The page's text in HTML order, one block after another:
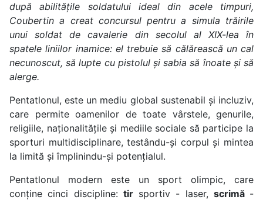
după abilitățile soldatului ideal din acele timpuri,
Coubertin a creat concursul pentru a simula trăirile
unui soldat de cavalerie din secolul al XIX-lea în
spatele liniilor inamice: el trebuie să călărească un cal
necunoscut, să lupte cu pistolul și sabia să înoate și să
alerge.
Pentatlonul, este un mediu global sustenabil și incluziv,
care permite oamenilor de toate vârstele, genurile,
religiile, naționalitățile și mediile sociale să participe la
sporturi multidisciplinare, testându-și corpul și mintea
la limită și împlinindu-și potențialul.
Pentatlonul modern este un sport olimpic, care
conține cinci discipline: tirsportiv - laser, scrimă -